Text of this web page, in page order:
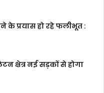
के प्रयास हो रहे फलीभूत :
क्षेत्र नई सड़कों से होगा